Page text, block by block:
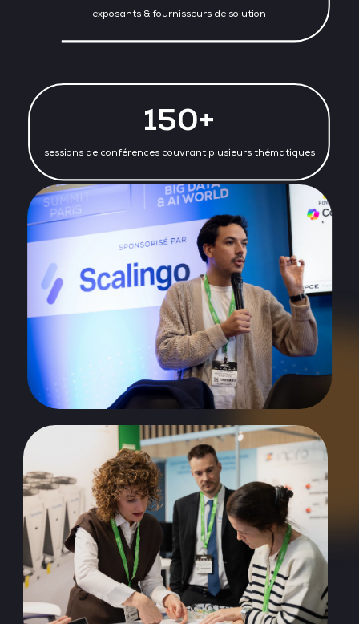
exposants & fournisseurs de solution
150+
sessions de conférences couvrant plusieurs thématiques